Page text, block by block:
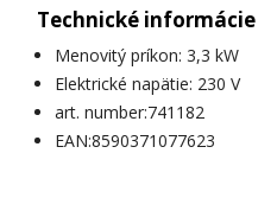
Technické informácie
Menovitý príkon: 3,3 kW
Elektrické napätie: 230 V
art. number:741182
EAN:8590371077623